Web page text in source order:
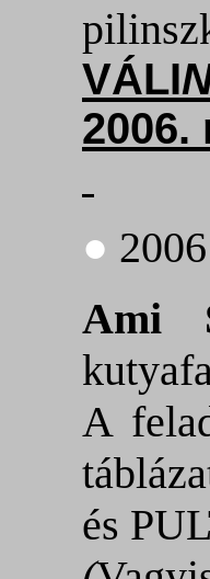
VÁLI
2006.
●
Ami
A
és